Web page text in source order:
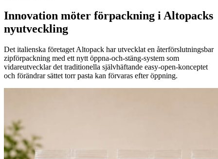
Innovation möter förpackning i Altopacks
nyutveckling
Det italienska företaget Altopack har utvecklat en återförslutningsbar
zipförpackning med ett nytt öppna-och-stäng-system som
vidareutvecklar det traditionella självhäftande easy-open-konceptet
och förändrar sättet torr pasta kan förvaras efter öppning.